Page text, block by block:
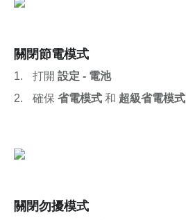
關閉節電模式
打開 設定 - 電池
確保 省電模式 和 超級省電模式
關閉勿擾模式